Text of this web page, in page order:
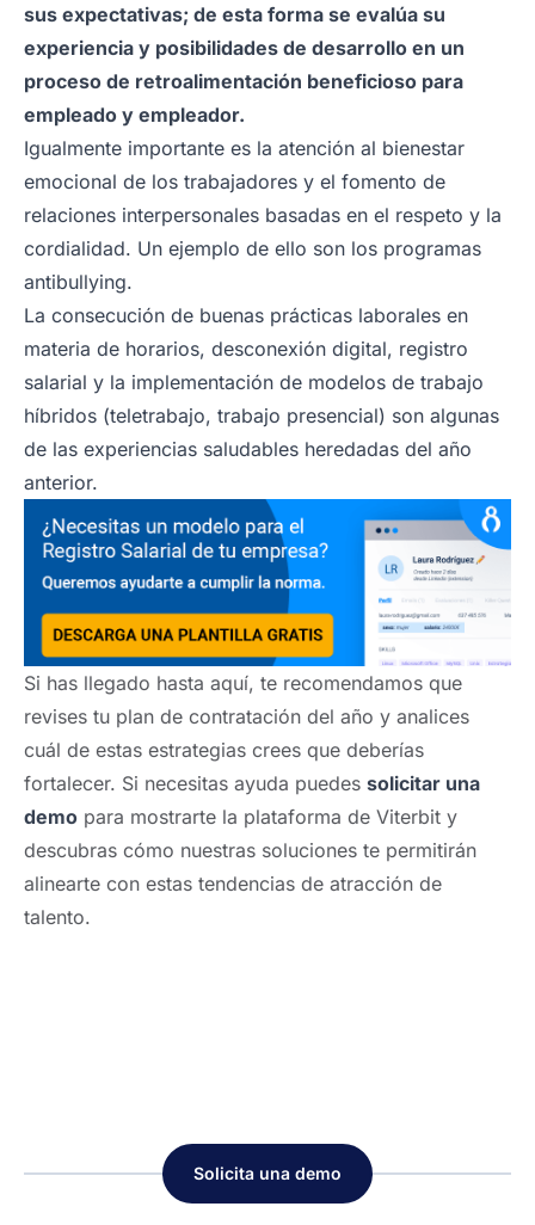
sus expectativas; de esta forma se evalúa su
experiencia y posibilidades de desarrollo en un
proceso de retroalimentación beneficioso para
empleado y empleador.
Igualmente importante es la atención al bienestar
emocional de los trabajadores y el fomento de
relaciones interpersonales basadas en el respeto y la
cordialidad. Un ejemplo de ello son los programas
antibullying.
La consecución de buenas prácticas laborales en
materia de horarios, desconexión digital, registro
salarial y la implementación de modelos de trabajo
híbridos (teletrabajo, trabajo presencial) son algunas
de las experiencias saludables heredadas del año
anterior.
Si has llegado hasta aquí, te recomendamos que
revises tu plan de contratación del año y analices
cuál de estas estrategias crees que deberías
fortalecer. Si necesitas ayuda puedes solicitar una
demo para mostrarte la plataforma de Viterbit y
descubras cómo nuestras soluciones te permitirán
alinearte con estas tendencias de atracción de
talento.
Solicita una demo